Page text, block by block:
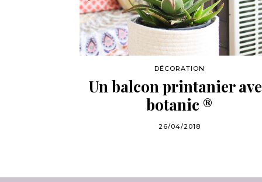
DÉCORATION
Un balcon printanier
botanic ®
26/04/2018